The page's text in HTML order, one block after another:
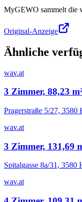
MyGEWO sammelt die
Original-Anzeige
Ähnliche
wav.at
3 Zimmer, 88,23
Pragerstraße 5/27, 3580
wav.at
3 Zimmer, 131,69
Spitalgasse 8a/31, 3580
wav.at